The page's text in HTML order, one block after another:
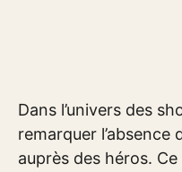
Dans l’univers des
remarquer l’absence
auprès des héros.